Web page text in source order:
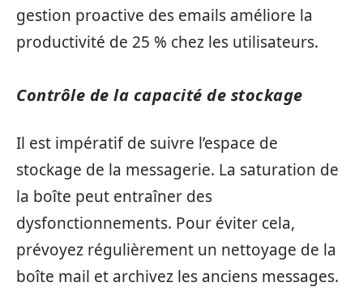
gestion proactive des emails améliore la
productivité de 25 % chez les utilisateurs.
Contrôle de la capacité de stockage
Il est impératif de suivre l’espace de
stockage de la messagerie. La saturation de
la boîte peut entraîner des
dysfonctionnements. Pour éviter cela,
prévoyez régulièrement un nettoyage de la
boîte mail et archivez les anciens messages.